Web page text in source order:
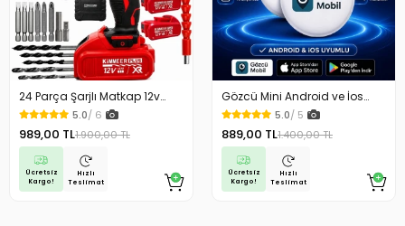
24 Parça Şarjlı Matkap 12v
Çelik Mandrenli Çift Akülü
Vidalama Matkap Seti
5.0/ 6
989,00 TL1.900,00 TL
Ücretsiz
Kargo!
Hızlı
Teslimat
Gözcü Mini Android ve İos
Uyumlu Takip Cihazı Geçmişe
Dönük Konum Gps Araç Motor
Çocuk Gizli Takip
5.0/ 5
889,00 TL1.400,00 TL
Ücretsiz
Kargo!
Hızlı
Teslimat